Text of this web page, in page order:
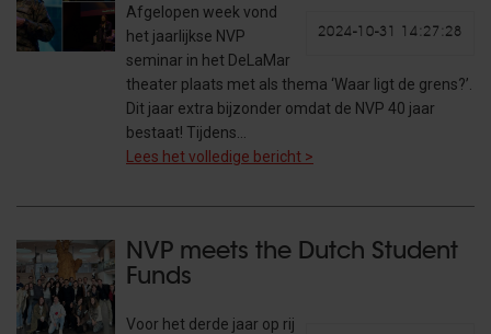
2024-10-31 14:27:28
Afgelopen week vond
het jaarlijkse NVP
seminar in het DeLaMar
theater plaats met als thema ‘Waar ligt de grens?’.
Dit jaar extra bijzonder omdat de NVP 40 jaar
bestaat! Tijdens…
Lees het volledige bericht >
NVP meets the Dutch Student
Funds
Voor het derde jaar op rij